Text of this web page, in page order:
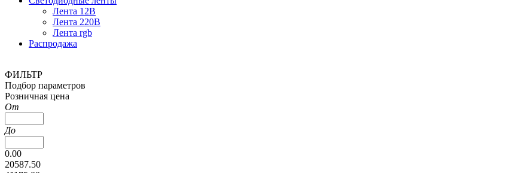
Лента 12В
Лента 220В
Лента rgb
Распродажа
ФИЛЬТР
Подбор параметров
Розничная цена
От
До
0.00
20587.50